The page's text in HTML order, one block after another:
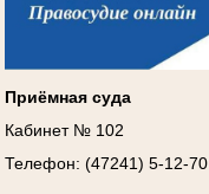
Приёмная суда
Кабинет № 102
Телефон: (47241) 5-12-70